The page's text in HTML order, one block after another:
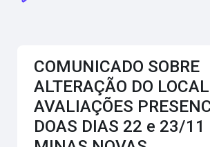
COMUNICADO SOBRE
ALTERAÇÃO DO
AVALIAÇÕES
DOAS DIAS 22 e 23/11